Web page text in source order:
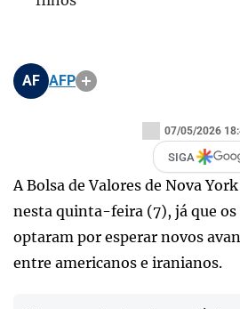
AF AFP
07/05/2026
SIGA
A Bolsa de Valores de Nova
nesta quinta-feira (7), já que
optaram por esperar novos
entre americanos e iranianos.